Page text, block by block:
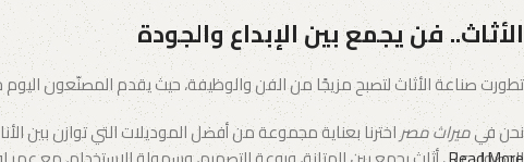
الأثاث.. فن يجمع بين الإبداع والجودة
تطورت صناعة الأثاث لتصبح مزيجًا من الفن والوظيفة، حيث يقدم المصنّعون اليوم
نحن فيميراث مصراخترنا بعناية مجموعة من أفضل الموديلات التي توازن بين